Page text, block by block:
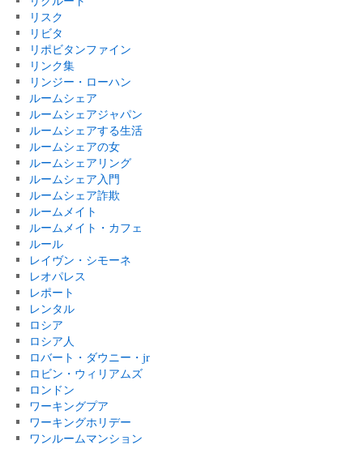
リスク
リビタ
リポビタンファイン
リンク集
リンジー・ローハン
ルームシェア
ルームシェアジャパン
ルームシェアする生活
ルームシェアの女
ルームシェアリング
ルームシェア入門
ルームシェア詐欺
ルームメイト
ルームメイト・カフェ
ルール
レイヴン・シモーネ
レオパレス
レポート
レンタル
ロシア
ロシア人
ロバート・ダウニー・jr
ロビン・ウィリアムズ
ロンドン
ワーキングプア
ワーキングホリデー
ワンルームマンション